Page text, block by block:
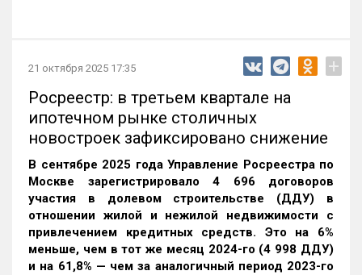
21 октября 2025 17:35 +
Росреестр: в третьем квартале на
ипотечном рынке столичных
новостроек зафиксировано снижение
В сентябре 2025 года Управление Росреестра по
Москве зарегистрировало 4 696 договоров
участия в долевом строительстве (ДДУ) в
отношении жилой и нежилой недвижимости с
привлечением кредитных средств. Это на 6%
меньше, чем в тот же месяц 2024-го (4 998 ДДУ)
и на 61,8% — чем за аналогичный период 2023-го